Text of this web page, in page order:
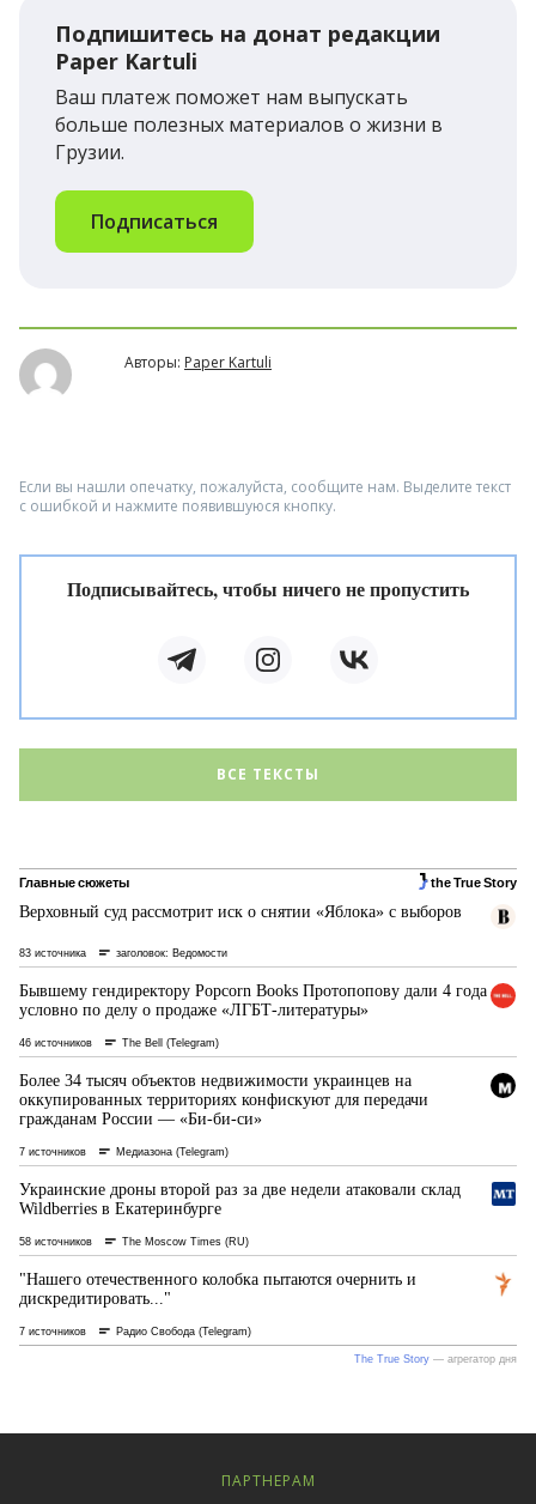
Подпишитесь на донат редакции
Paper Kartuli
Ваш платеж поможет нам выпускать
больше полезных материалов о жизни в
Грузии.
Подписаться
Авторы: Paper Kartuli
Если вы нашли опечатку, пожалуйста, сообщите нам. Выделите текст
с ошибкой и нажмите появившуюся кнопку.
Подписывайтесь, чтобы ничего не пропустить
ВСЕ ТЕКСТЫ
ПАРТНЕРАМ